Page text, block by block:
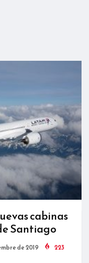
cabinas
Santiago
de 2019 223